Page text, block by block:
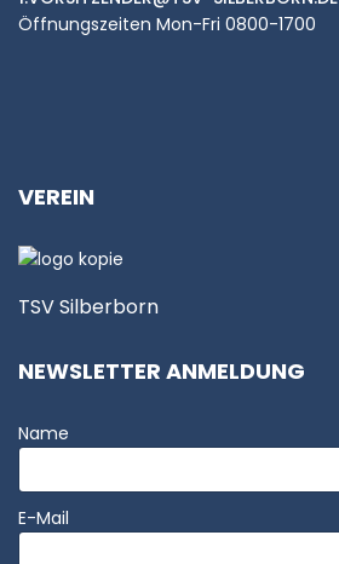
Öffnungszeiten Mon-Fri 0800-1700
VEREIN
TSV Silberborn
NEWSLETTER ANMELDUNG
Name
E-Mail